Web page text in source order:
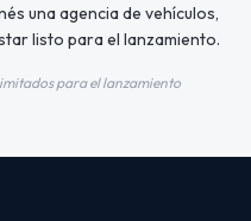
una agencia de vehículos,
listo para el lanzamiento.
para el lanzamiento